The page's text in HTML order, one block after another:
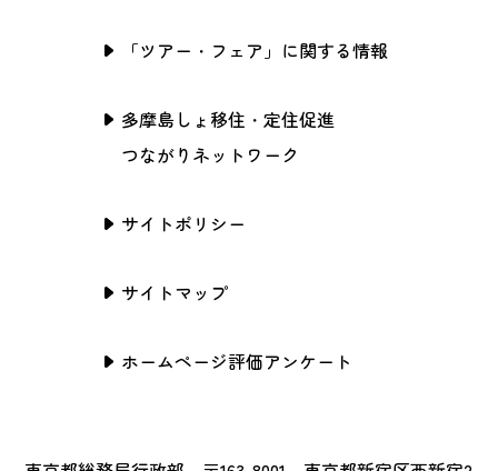
「ツアー・フェア」に関する情報
多摩島しょ移住・定住促進
つながりネットワーク
サイトポリシー
サイトマップ
ホームページ評価アンケート